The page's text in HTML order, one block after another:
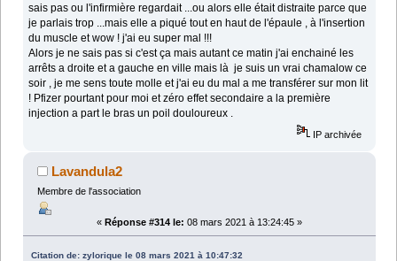
sais pas ou l'infirmière regardait ...ou alors elle était distraite parce que
je parlais trop ...mais elle a piqué tout en haut de l'épaule , à l'insertion
du muscle et wow ! j'ai eu super mal !!!
Alors je ne sais pas si c'est ça mais autant ce matin j'ai enchainé les
arrêts a droite et a gauche en ville mais là je suis un vrai chamalow ce
soir , je me sens toute molle et j'ai eu du mal a me transférer sur mon lit
! Pfizer pourtant pour moi et zéro effet secondaire a la première
injection a part le bras un poil douloureux .
IP archivée
Lavandula2
Membre de l'association
« Réponse #314 le: 08 mars 2021 à 13:24:45 »
Citation de: zylorique le 08 mars 2021 à 10:47:32